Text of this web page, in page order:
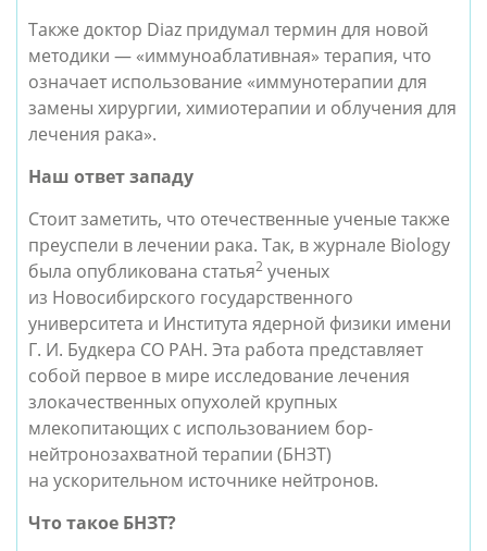
Также доктор Diaz придумал термин для новой
методики — «иммуноаблативная» терапия, что
означает использование «иммунотерапии для
замены хирургии, химиотерапии и облучения для
лечения рака».
Наш ответ западу
Стоит заметить, что отечественные ученые также
преуспели в лечении рака. Так, в журнале Biology
была опубликована статья2 ученых
из Новосибирского государственного
университета и Института ядерной физики имени
Г. И. Будкера СО РАН. Эта работа представляет
собой первое в мире исследование лечения
злокачественных опухолей крупных
млекопитающих с использованием бор-
нейтронозахватной терапии (БНЗТ)
на ускорительном источнике нейтронов.
Что такое БНЗТ?